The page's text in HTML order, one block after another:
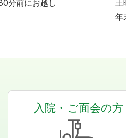
分前にお越し
土
年
入院・ご面会の方